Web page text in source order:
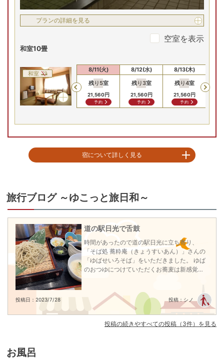
プランの詳細を見る
空室を表示
和室10畳
和室
Previous
8/9(日)
円
問合せ
8/10(月)
19,360円
問合せ
8/11(火)
残り 5室
21,560円
予約
8/12(水)
残り3室
21,560円
予約
8/13(木)
残り4室
21,560円
予約
宿について詳しく見る
堂にてご用意致します。ご利用頂いている皆様にご好評を頂いております。
ロビーには春茂登の時を刻む振り子時計があり、振り子の時計の音と共にゆ
ったりした気分に浸れます。東照宮をはじめとする日光の世界遺産エリアま
光の拠点にぜひご利用ください。
※全客室内Wi-Fi設置有
チェックイン15:00〜18:00
チェックアウト 〜10:00
旅行ブログ ～ゆこっと旅日和～
道の駅日光で舌鼓
時間があったので道の駅日光に立ち寄り、
「そば処 蕎粋庵（きょうすいあん）」さんの
「ゆばせいろそば」をいただきました。 ゆば
のおつゆにつけていただくお蕎麦は新感覚で
投稿日：2023/7/28 投稿：シノ
投稿の続きやすべての投稿（3件）を見る
お風呂